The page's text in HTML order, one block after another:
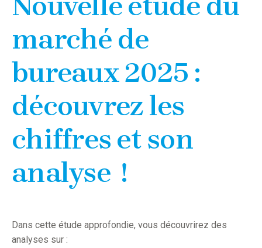
marché de
bureaux 2025 :
découvrez les
chiffres et son
analyse !
Dans cette étude approfondie, vous découvrirez des
analyses sur :